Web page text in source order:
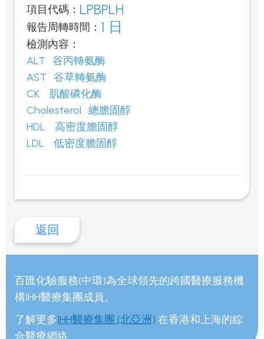
項目代碼： LPBPLH
報告周轉時間： 1 日
檢測內容：
ALT 谷丙轉氨酶
AST 谷草轉氨酶
CK
肌酸磷化酶
Cholesterol 總膽固醇
HDL
高密度膽固醇
LDL
低密度膽固醇
返回
百匯化驗服務(中環)為全球領先的跨國醫療服務機
構IHH醫療集團成員。
了解更多IHH醫療集團 (北亞洲) 在香港和上海的綜
合醫療網絡